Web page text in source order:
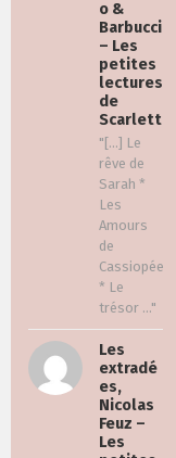
o &
Barbucci
– Les
petites
lectures
de
Scarlett
"[…] Le
rêve de
Sarah *
Les
Amours
de
Cassiopée
* Le
trésor ..."
Les
extradé
es,
Nicolas
Feuz –
Les